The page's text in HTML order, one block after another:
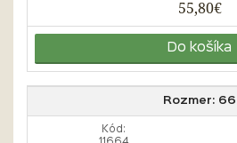
55,80€
Do košíka
Rozmer: 66
Kód: